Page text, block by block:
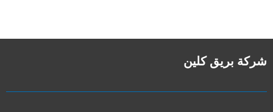
شركة بريق كلين